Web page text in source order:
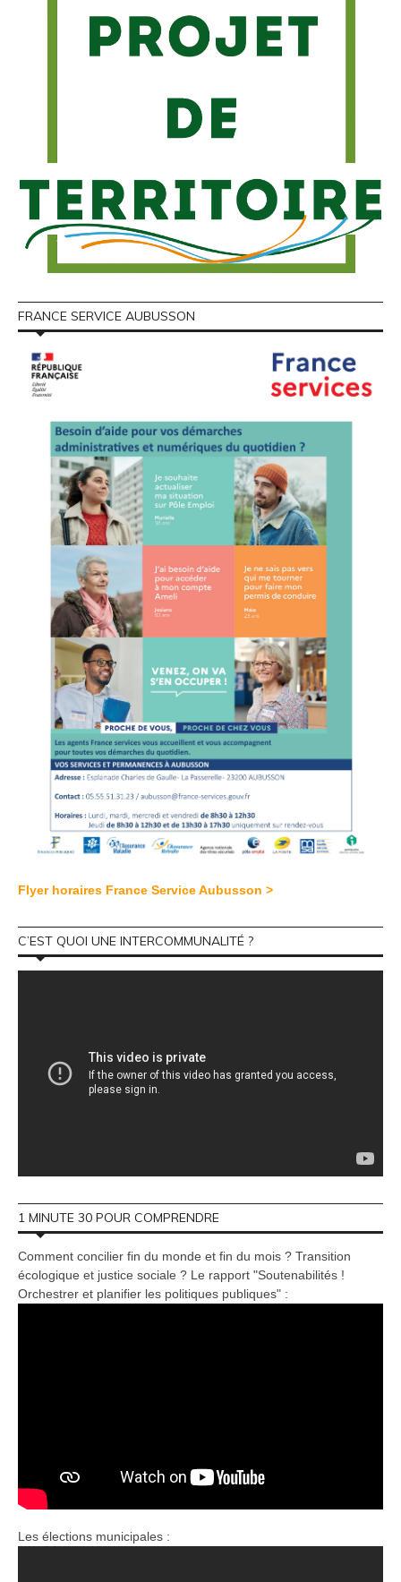
FRANCE SERVICE AUBUSSON
Flyer horaires France Service Aubusson >
C’EST QUOI UNE INTERCOMMUNALITÉ ?
1 MINUTE 30 POUR COMPRENDRE
Comment concilier fin du monde et fin du mois ? Transition
écologique et justice sociale ? Le rapport "Soutenabilités !
Orchestrer et planifier les politiques publiques" :
Les élections municipales :